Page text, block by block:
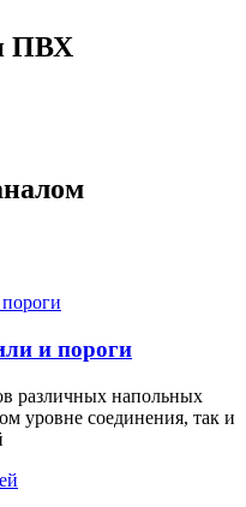
ПВХ
и пороги
различных напольных
уровне соединения, так и